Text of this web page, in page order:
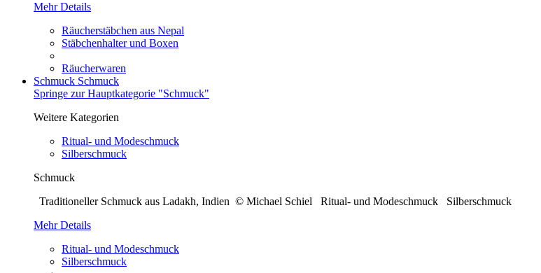
Mehr Details
Räucherstäbchen aus Nepal
Stäbchenhalter und Boxen
Räucherwaren
Schmuck Schmuck
Springe zur Hauptkategorie "Schmuck"
Weitere Kategorien
Ritual- und Modeschmuck
Silberschmuck
Schmuck
Traditioneller Schmuck aus Ladakh, Indien © Michael Schiel Ritual- und Modeschmuck Silberschmuck
Mehr Details
Ritual- und Modeschmuck
Silberschmuck